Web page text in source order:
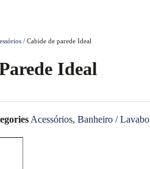
/ Cabide de parede Ideal
Ideal
Acessórios, Banheiro / Lavabo